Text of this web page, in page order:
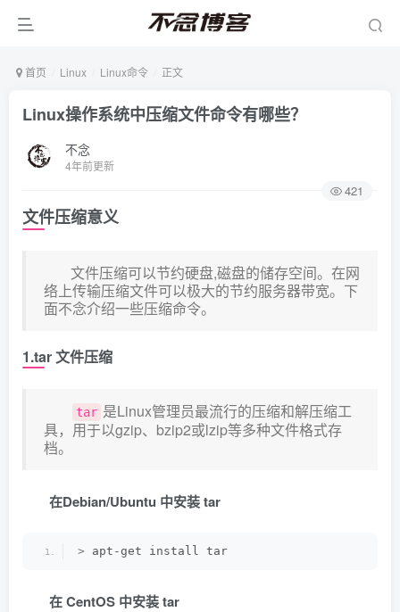
首页 Linux Linux命令 正文
Linux操作系统中压缩文件命令有哪些？
不念
4年前更新
421
文件压缩意义
文件压缩可以节约硬盘,磁盘的储存空间。在网
络上传输压缩文件可以极大的节约服务器带宽。下
面不念介绍一些压缩命令。
1.tar 文件压缩
tar 是Linux管理员最流行的压缩和解压缩工
具，用于以gzip、bzip2或lzip等多种文件格式存
档。
在Debian/Ubuntu 中安装 tar
> apt-get install tar
在 CentOS 中安装 tar